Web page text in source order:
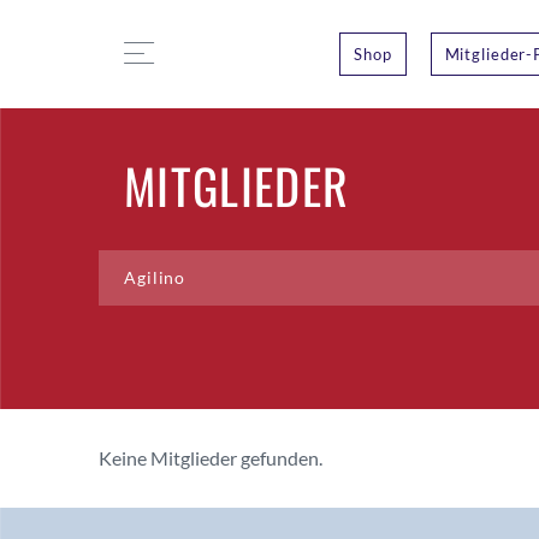
Shop Mitglieder-
MITGLIEDER
Keine Mitglieder gefunden.